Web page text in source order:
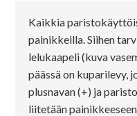
Kaikkia
painikkeilla. Siihen
lelukaapeli (kuva
päässä on kuparilevy,
plusnavan (+) ja
liitetään